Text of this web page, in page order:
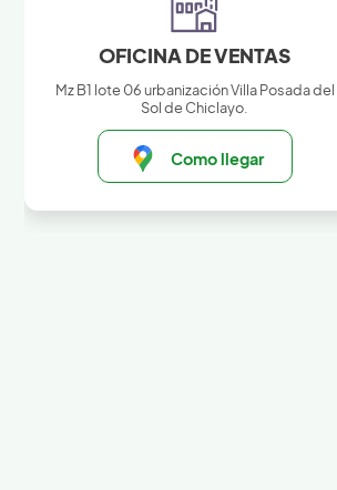
OFICINA DE VENTAS
Mz B1 lote 06 urbanización Villa Posada del
Sol de Chiclayo.
Como llegar